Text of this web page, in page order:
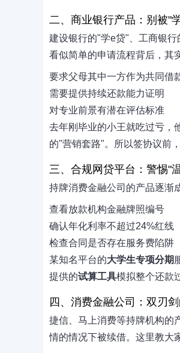
二、商业银行产品：别被"
建设银行的"学e贷"、工商银
看似简单的申请流程背后，其
要求父母其中一方作为共同借
需要提供持续还款能力证明
对专业前景有潜在评估标准
去年刚毕业的小王就吃过亏，
的"营销套路"。所以签协议前
三、合规网贷平台：警惕"
持牌消费金融公司的产品逐渐
查看放款机构金融牌照编号
确认年化利率不超过24%红线
检查合同是否存在服务费陷阱
某知名平台的大学生专项分期
提供的试算工具模拟整个还款
四、消费金融公司：双刃
捷信、马上消费等持牌机构的
情的情况下被续借。这里教大